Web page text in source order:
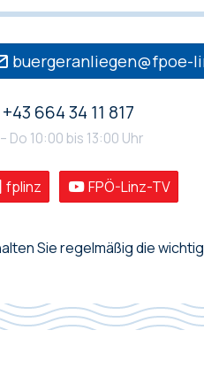
buergeranliegen@fpoe-
+43 664 34 11 817
Do 10:00 bis 13:00 Uhr
fplinz FPÖ-Linz-TV
Sie regelmäßig die